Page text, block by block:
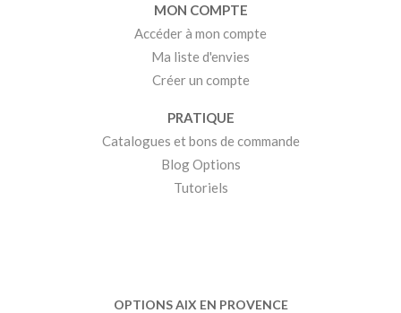
MON COMPTE
Accéder à mon compte
Ma liste d'envies
Créer un compte
PRATIQUE
Catalogues et bons de commande
Blog Options
Tutoriels
OPTIONS AIX EN PROVENCE